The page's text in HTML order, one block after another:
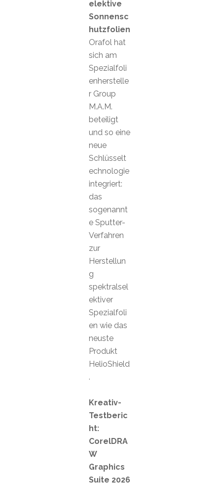
elektive
Sonnensc
hutzfolien
Orafol hat
sich am
Spezialfoli
enherstelle
r Group
M.A.M.
beteiligt
und so eine
neue
Schlüsselt
echnologie
integriert:
das
sogenannt
e Sputter-
Verfahren
zur
Herstellun
g
spektralsel
ektiver
Spezialfoli
en wie das
neuste
Produkt
HelioShield
.
Kreativ-
Testberic
ht:
CorelDRA
W
Graphics
Suite 2026